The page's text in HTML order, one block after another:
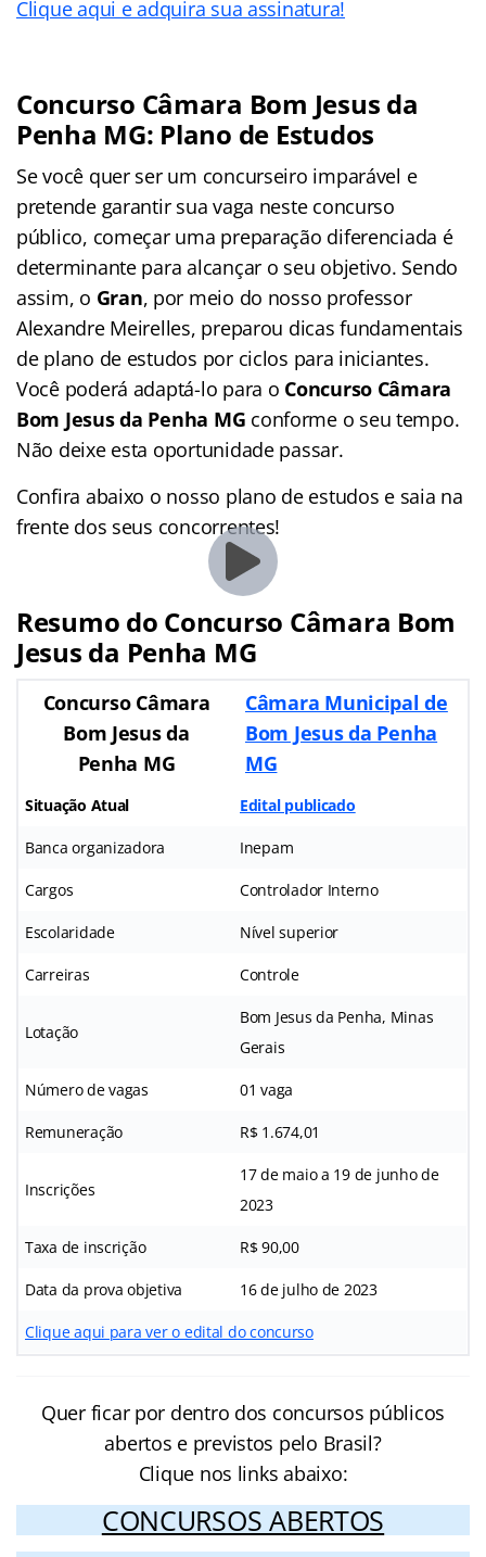
Clique aqui e adquira sua assinatura!
Concurso Câmara Bom Jesus da
Penha MG: Plano de Estudos
Se você quer ser um concurseiro imparável e
pretende garantir sua vaga neste concurso
público, começar uma preparação diferenciada é
determinante para alcançar o seu objetivo. Sendo
assim, o Gran, por meio do nosso professor
Alexandre Meirelles, preparou dicas fundamentais
de plano de estudos por ciclos para iniciantes.
Você poderá adaptá-lo para o Concurso Câmara
Bom Jesus da Penha MG conforme o seu tempo.
Não deixe esta oportunidade passar.
Confira abaixo o nosso plano de estudos e saia na
frente dos seus concorrentes!
Resumo do Concurso Câmara Bom
Jesus da Penha MG
Concurso Câmara
Bom Jesus da
Penha MG
Câmara Municipal de
Bom Jesus da Penha
MG
Situação Atual Edital publicado
Banca organizadora Inepam
Cargos Controlador Interno
Escolaridade Nível superior
Carreiras Controle
Lotação
Bom Jesus da Penha, Minas
Gerais
Número de vagas 01 vaga
Remuneração R$ 1.674,01
Inscrições
17 de maio a 19 de junho de
2023
Taxa de inscrição R$ 90,00
Data da prova objetiva 16 de julho de 2023
Clique aqui para ver o edital do concurso
Quer ficar por dentro dos concursos públicos
abertos e previstos pelo Brasil?
Clique nos links abaixo:
CONCURSOS ABERTOS